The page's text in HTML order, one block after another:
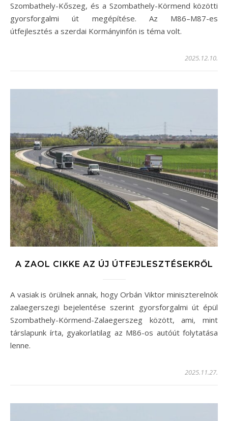
Szombathely-Kőszeg, és a Szombathely-Körmend közötti
gyorsforgalmi út megépítése. Az M86–M87-es
útfejlesztés a szerdai Kormányinfón is téma volt.
2025.12.10.
A ZAOL CIKKE AZ ÚJ ÚTFEJLESZTÉSEKRŐL
A vasiak is örülnek annak, hogy Orbán Viktor miniszterelnök
zalaegerszegi bejelentése szerint gyorsforgalmi út épül
Szombathely-Körmend-Zalaegerszeg között, ami, mint
társlapunk írta, gyakorlatilag az M86-os autóút folytatása
lenne.
2025.11.27.